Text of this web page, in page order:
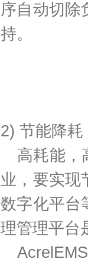
序自动切除
持。
2) 节能降耗
高耗能，
业，要实现
数字化平台
理管理平台
AcrelEMS